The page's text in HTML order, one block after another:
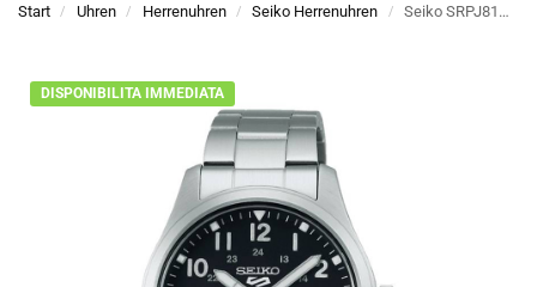
Start / Uhren / Herrenuhren / Seiko Herrenuhren / Seiko SRPJ81K1 5 Sport Automatic Schwarz Stahl 36 mm
DISPONIBILITA IMMEDIATA